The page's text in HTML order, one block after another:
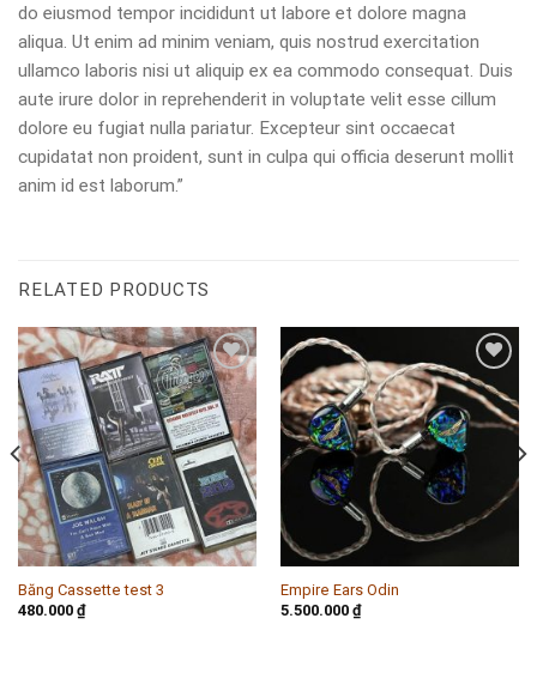
do eiusmod tempor incididunt ut labore et dolore magna
aliqua. Ut enim ad minim veniam, quis nostrud exercitation
ullamco laboris nisi ut aliquip ex ea commodo consequat. Duis
aute irure dolor in reprehenderit in voluptate velit esse cillum
dolore eu fugiat nulla pariatur. Excepteur sint occaecat
cupidatat non proident, sunt in culpa qui officia deserunt mollit
anim id est laborum.”
RELATED PRODUCTS
Add to
wishlist
Băng Cassette test 3
480.000 ₫
Add to
wishlist
Empire Ears Odin
5.500.000 ₫